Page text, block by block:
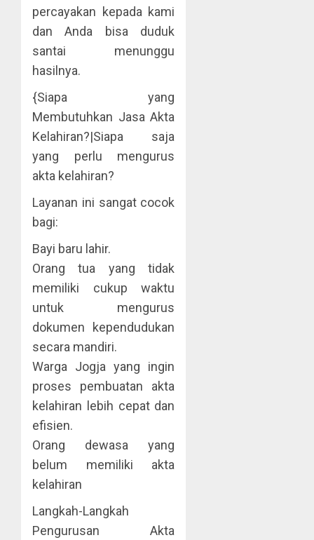
percayakan kepada kami
dan Anda bisa duduk
santai menunggu
hasilnya.
{Siapa yang
Membutuhkan Jasa Akta
Kelahiran?|Siapa saja
yang perlu mengurus
akta kelahiran?
Layanan ini sangat cocok
bagi:
Bayi baru lahir.
Orang tua yang tidak
memiliki cukup waktu
untuk mengurus
dokumen kependudukan
secara mandiri.
Warga Jogja yang ingin
proses pembuatan akta
kelahiran lebih cepat dan
efisien.
Orang dewasa yang
belum memiliki akta
kelahiran
Langkah-Langkah
Pengurusan Akta